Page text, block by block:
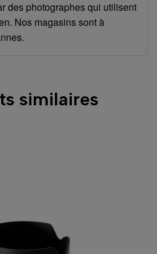
des photographes qui utilisent
Nos magasins sont à
similaires